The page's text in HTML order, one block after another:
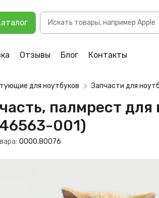
Поиск
товаров
Отзывы Блог Контакты
часть, палмрест для ноутбука HP
для ноутбуков Запчасти для
палмрест для
001)
0000.80076